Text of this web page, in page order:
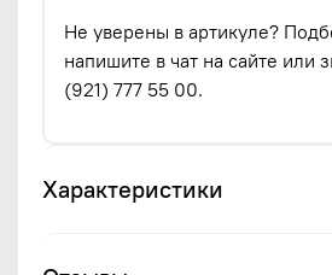
Не уверены в артикуле?
напишите в чат на сайте или
(921) 777 55 00.
Характеристики